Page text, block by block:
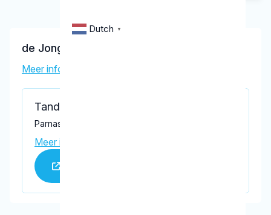
Dutch ▼
de Jong, S.M.
Meer informatie tandarts
Tandartspraktijk Bouwman
Parnassiaveld 146, Duivendrecht 1115 EN
Meer informatie praktijk